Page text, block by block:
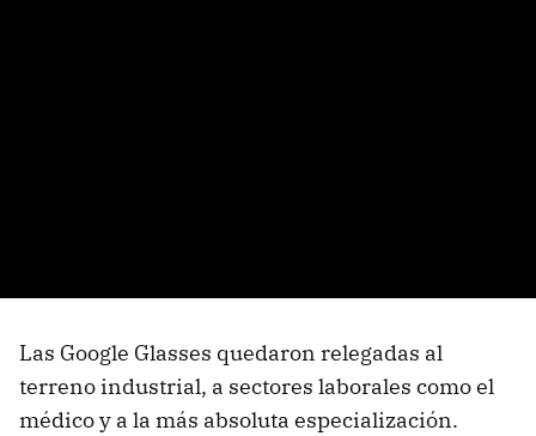
Las Google Glasses quedaron relegadas al
terreno industrial, a sectores laborales como el
médico y a la más absoluta especialización.